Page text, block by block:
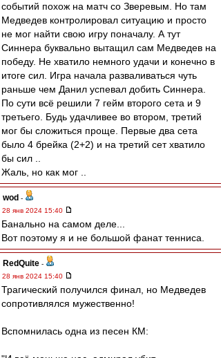
событий похож на матч со Зверевым. Но там
Медведев контролировал ситуацию и просто
не мог найти свою игру поначалу. А тут
Синнера буквально вытащил сам Медведев на
победу. Не хватило немного удачи и конечно в
итоге сил. Игра начала разваливаться чуть
раньше чем Данил успевал добить Синнера.
По сути всё решили 7 гейм второго сета и 9
третьего. Будь удачливее во втором, третий
мог бы сложиться проще. Первые два сета
было 4 брейка (2+2) и на третий сет хватило
бы сил ..
Жаль, но как мог ..
wod -
28 янв 2024 15:40
Банально на самом деле...
Вот поэтому я и не большой фанат тенниса.
RedQuite -
28 янв 2024 15:40
Трагический получился финал, но Медведев
сопротивлялся мужественно!
Вспомнилась одна из песен КМ: